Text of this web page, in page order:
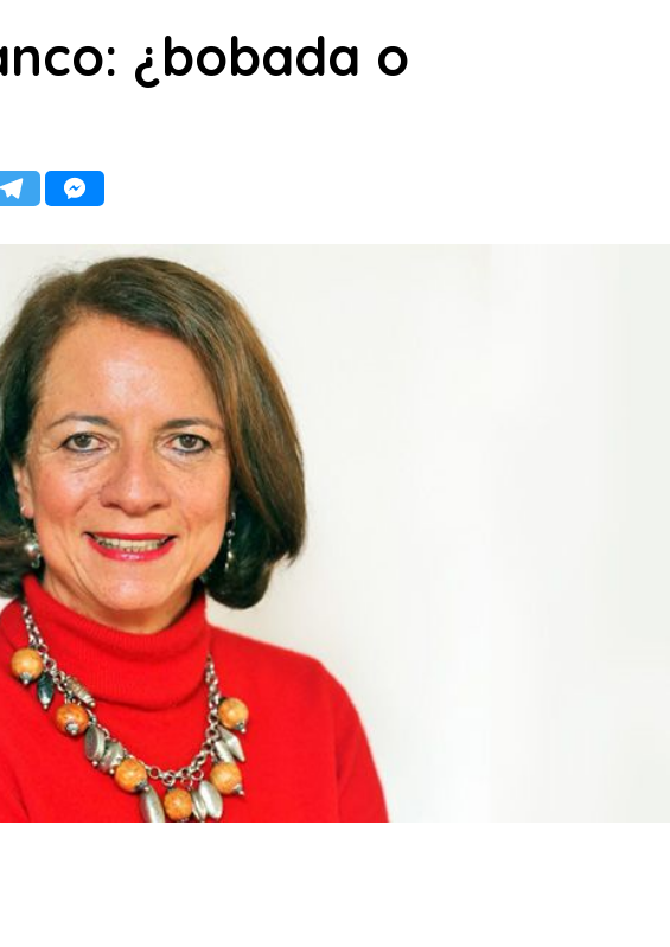
¿bobada o